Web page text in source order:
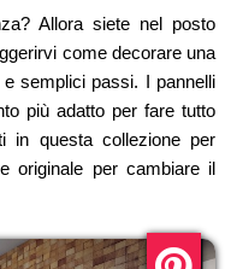
Allora siete nel posto
come decorare una
semplici passi. I pannelli
più adatto per fare tutto
in questa collezione per
originale per cambiare il